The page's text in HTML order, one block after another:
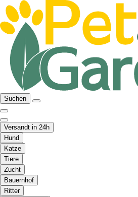
Suchen
Versandt in 24h
Hund
Katze
Tiere
Zucht
Bauernhof
Ritter